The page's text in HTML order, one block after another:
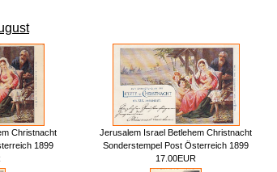
Christnacht
1899
Jerusalem Israel Betlehem Christnacht
Sonderstempel Post Österreich 1899
17.00EUR